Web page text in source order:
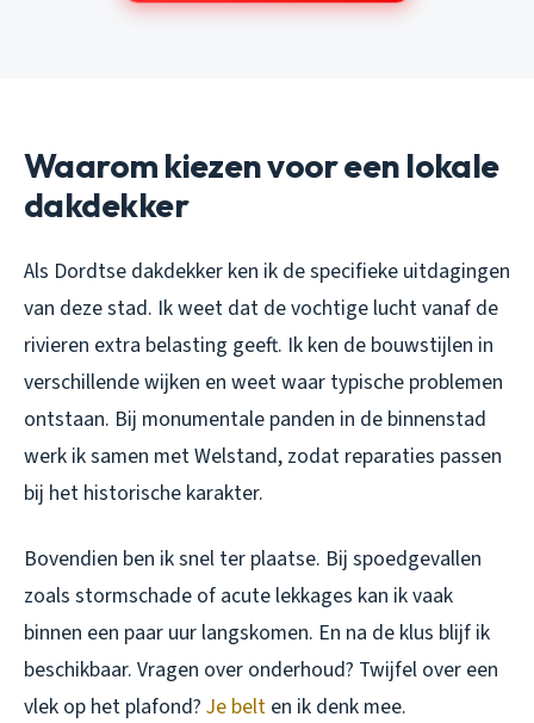
Waarom kiezen voor een lokale
dakdekker
Als Dordtse dakdekker ken ik de specifieke uitdagingen
van deze stad. Ik weet dat de vochtige lucht vanaf de
rivieren extra belasting geeft. Ik ken de bouwstijlen in
verschillende wijken en weet waar typische problemen
ontstaan. Bij monumentale panden in de binnenstad
werk ik samen met Welstand, zodat reparaties passen
bij het historische karakter.
Bovendien ben ik snel ter plaatse. Bij spoedgevallen
zoals stormschade of acute lekkages kan ik vaak
binnen een paar uur langskomen. En na de klus blijf ik
beschikbaar. Vragen over onderhoud? Twijfel over een
vlek op het plafond? Je belt en ik denk mee.